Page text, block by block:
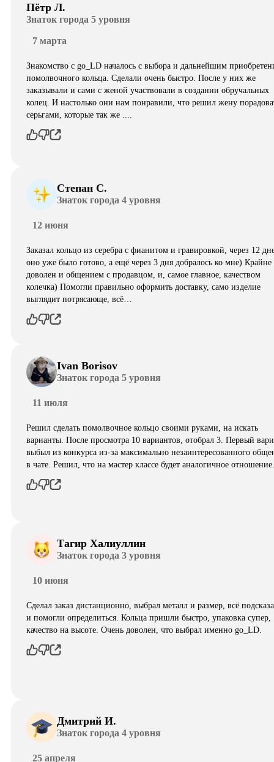
Пётр Л.
Знаток города 5 уровня
7 марта
Знакомство с go_LD началось с выбора и дальнейшим
помолвочного кольца. Сделали очень быстро. После у них же
заказывали и сами с женой участвовали в создании обручальных
колец. И настолько они нам понравили, что решил жену
серьгами, которые так же ....
Степан С.
Знаток города 4 уровня
12 июня
Заказал кольцо из серебра с фианитом и гравировкой, через 12
оно уже было готово, а ещё через 3 дня добралось ко мне) Крайне
доволен и общением с продавцом, и, самое главное, качеством
колечка) Помогли правильно оформить доставку, само изделие
выглядит потрясающе, всë…
Ivan Borisov
Знаток города 5 уровня
11 июля
Решил сделать помолвочное кольцо своими руками, на искать
варианты. После просмотра 10 вариантов, отобрал 3. Первый
выбыл из конкурса из-за максимально незаинтересованного
в чате. Решил, что на мастер классе будет аналогичное
Тагир Халиуллин
Знаток города 3 уровня
10 июня
Сделал заказ дистанционно, выбрал металл и размер, всё
и помогли определиться. Кольца пришли быстро, упаковка супер,
качество на высоте. Очень доволен, что выбрал именно go_LD.
Дмитрий И.
Знаток города 4 уровня
25 апреля